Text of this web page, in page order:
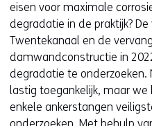
eisen voor maximale
degradatie in de praktijk?
Twentekanaal en de
damwandconstructie in
degradatie te onderzoeken.
lastig toegankelijk, maar
enkele ankerstangen